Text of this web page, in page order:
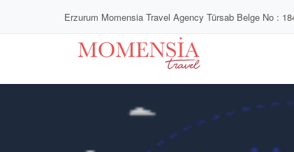
Erzurum Momensia Travel Agency Türsab Belge No :